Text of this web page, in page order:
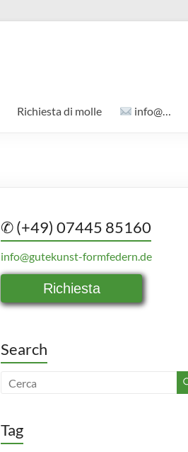
Richiesta di molle info@…
✆ (+49) 07445 85160
info@gutekunst-formfedern.de
Richiesta
Search
Tag